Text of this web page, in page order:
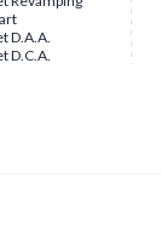
D.A.A.
D.C.A.